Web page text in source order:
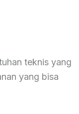
teknis yang
yang bisa